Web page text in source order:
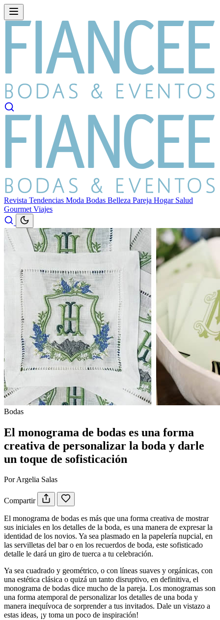
Revista Tendencias Moda Bodas Belleza Pareja Hogar Salud
Gourmet Viajes
Bodas
El monograma de bodas es una forma
creativa de personalizar la boda y darle
un toque de sofisticación
Por Argelia Salas
Compartir
El monograma de bodas es más que una forma creativa de mostrar
sus iniciales en los detalles de la boda, es una manera de expresar la
identidad de los novios. Ya sea plasmado en la papelería nupcial, en
las servilletas del bar o en los recuerdos de boda, este sofisticado
detalle le dará un giro de tuerca a tu celebración.
Ya sea cuadrado y geométrico, o con líneas suaves y orgánicas, con
una estética clásica o quizá un tanto disruptivo, en definitiva, el
monograma de bodas dice mucho de la pareja. Los monogramas son
una forma atemporal de personalizar los detalles de una boda y
manera inequívoca de sorprender a tus invitados. Dale un vistazo a
estas ideas, ¡y toma un poco de inspiración!